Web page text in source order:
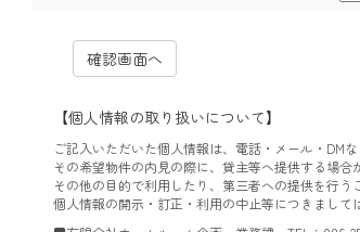
【個人情報の取り扱いについて】
ご記入いただいた個人情報は、電話・メール・DM
その希望物件の内見の際に、貸主等へ提供する場合
その他の目的で利用したり、第三者への提供を行う
個人情報の開示・訂正・利用の中止等につきまして